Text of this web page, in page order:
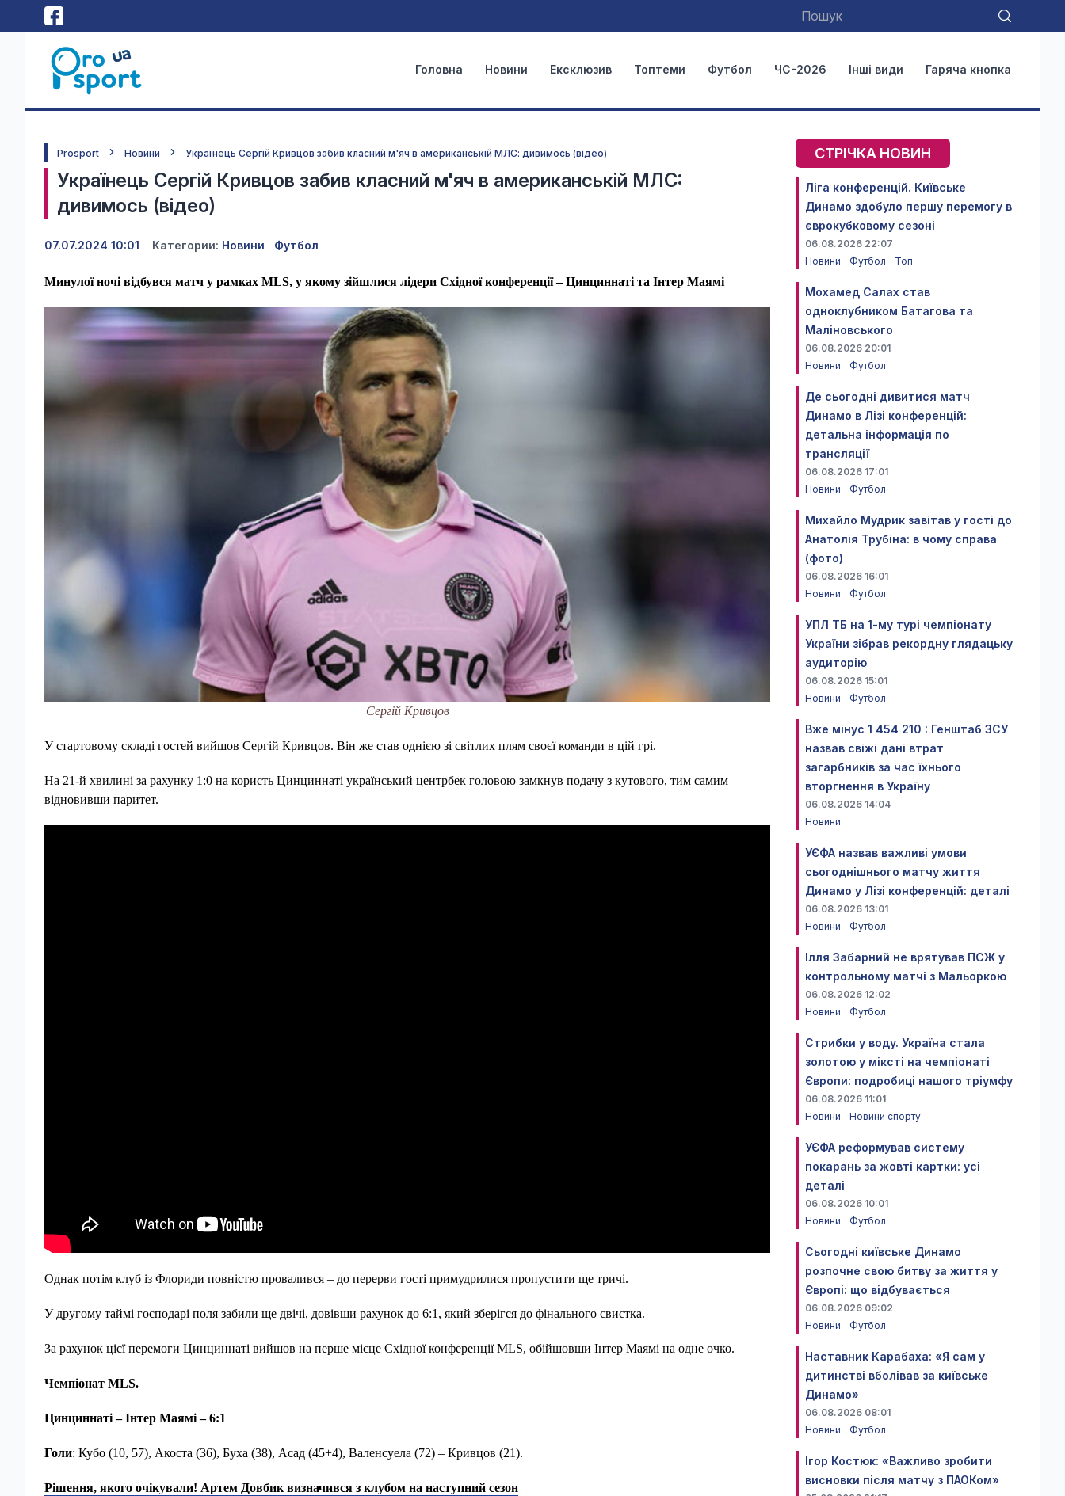
Головна Новини Ексклюзив Топтеми Футбол ЧС-2026 Інші види Гаряча кнопка
Prosport Новини Українець Сергій Кривцов забив класний м'яч в американській МЛС: дивимось (відео)
Українець Сергій Кривцов забив класний м'яч в американській МЛС:
дивимось (відео)
07.07.2024 10:01 Категории: Новини Футбол
Минулої ночі відбувся матч у рамках MLS, у якому зійшлися лідери Східної конференції – Цинциннаті та Інтер Маямі
Сергій Кривцов
У стартовому складі гостей вийшов Сергій Кривцов. Він же став однією зі світлих плям своєї команди в цій грі.
На 21-й хвилині за рахунку 1:0 на користь Цинциннаті український центрбек головою замкнув подачу з кутового, тим самим
відновивши паритет.
Однак потім клуб із Флориди повністю провалився – до перерви гості примудрилися пропустити ще тричі.
У другому таймі господарі поля забили ще двічі, довівши рахунок до 6:1, який зберігся до фінального свистка.
За рахунок цієї перемоги Цинциннаті вийшов на перше місце Східної конференції MLS, обійшовши Інтер Маямі на одне очко.
Чемпіонат MLS.
Цинциннаті – Інтер Маямі – 6:1
Голи: Кубо (10, 57), Акоста (36), Буха (38), Асад (45+4), Валенсуела (72) – Кривцов (21).
Рішення, якого очікували! Артем Довбик визначився з клубом на наступний сезон
СТРІЧКА НОВИН
Ліга конференцій. Київське
Динамо здобуло першу перемогу в
єврокубковому сезоні
06.08.2026 22:07
Новини
Футбол Топ
Мохамед Салах став
одноклубником Батагова та
Маліновського
06.08.2026 20:01
Новини
Футбол
Де сьогодні дивитися матч
Динамо в Лізі конференцій:
детальна інформація по
трансляції
06.08.2026 17:01
Новини
Футбол
Михайло Мудрик завітав у гості до
Анатолія Трубіна: в чому справа
(фото)
06.08.2026 16:01
Новини
Футбол
УПЛ ТБ на 1-му турі чемпіонату
України зібрав рекордну глядацьку
аудиторію
06.08.2026 15:01
Новини
Футбол
Вже мінус 1 454 210 : Генштаб ЗСУ
назвав свіжі дані втрат
загарбників за час їхнього
вторгнення в Україну
06.08.2026 14:04
Новини
УЄФА назвав важливі умови
сьогоднішнього матчу життя
Динамо у Лізі конференцій: деталі
06.08.2026 13:01
Новини
Футбол
Ілля Забарний не врятував ПСЖ у
контрольному матчі з Мальоркою
06.08.2026 12:02
Новини
Футбол
Стрибки у воду. Україна стала
золотою у міксті на чемпіонаті
Європи: подробиці нашого тріумфу
06.08.2026 11:01
Новини
Новини спорту
УЄФА реформував систему
покарань за жовті картки: усі
деталі
06.08.2026 10:01
Новини
Футбол
Сьогодні київське Динамо
розпочне свою битву за життя у
Європі: що відбувається
06.08.2026 09:02
Новини
Футбол
Наставник Карабаха: «Я сам у
дитинстві вболівав за київське
Динамо»
06.08.2026 08:01
Новини
Футбол
Ігор Костюк: «Важливо зробити
висновки після матчу з ПАОКом»